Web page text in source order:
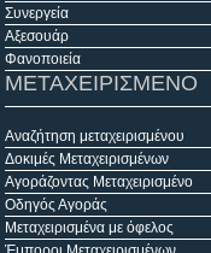
Συνεργεία
Αξεσουάρ
Φανοποιεία
ΜΕΤΑΧΕΙΡΙΣΜΕΝΟ
Αναζήτηση μεταχειρισμένου
Δοκιμές Μεταχειρισμένων
Αγοράζοντας Μεταχειρισμένο
Οδηγός Αγοράς
Μεταχειρισμένα με όφελος